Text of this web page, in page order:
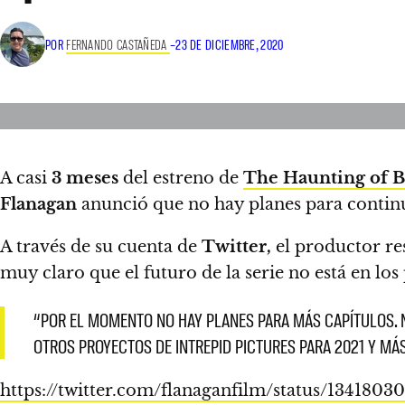
POR FERNANDO CASTAÑEDA –23 DE DICIEMBRE, 2020
A casi 3 meses del estreno de The Haunting of
Flanagan anunció que no hay planes para
A través de su cuenta de Twitter, el productor
muy claro que el futuro de la serie no está en los
“POR EL MOMENTO NO HAY PLANES PARA MÁS
OTROS PROYECTOS DE INTREPID PICTURES PARA 2021 Y
https://twitter.com/flanaganfilm/status/